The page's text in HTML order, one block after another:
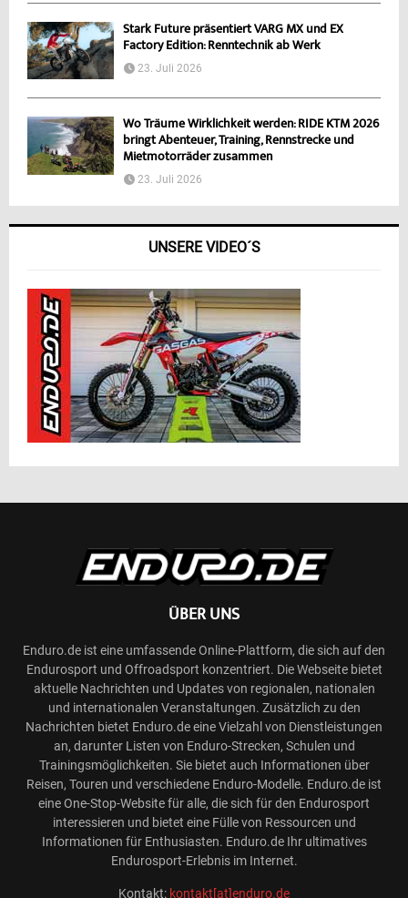
Stark Future präsentiert VARG MX und EX
Factory Edition: Renntechnik ab Werk
23. Juli 2026
Wo Träume Wirklichkeit werden: RIDE KTM 2026
bringt Abenteuer, Training, Rennstrecke und
Mietmotorräder zusammen
23. Juli 2026
UNSERE VIDEO´S
ÜBER UNS
Enduro.de ist eine umfassende Online-Plattform, die sich auf den
Endurosport und Offroadsport konzentriert. Die Webseite bietet
aktuelle Nachrichten und Updates von regionalen, nationalen
und internationalen Veranstaltungen. Zusätzlich zu den
Nachrichten bietet Enduro.de eine Vielzahl von Dienstleistungen
an, darunter Listen von Enduro-Strecken, Schulen und
Trainingsmöglichkeiten. Sie bietet auch Informationen über
Reisen, Touren und verschiedene Enduro-Modelle. Enduro.de ist
eine One-Stop-Website für alle, die sich für den Endurosport
interessieren und bietet eine Fülle von Ressourcen und
Informationen für Enthusiasten. Enduro.de Ihr ultimatives
Endurosport-Erlebnis im Internet.
Kontakt: kontakt[at]enduro.de